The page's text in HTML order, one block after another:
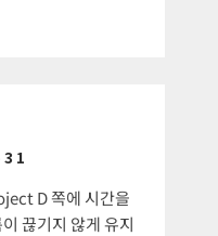
D 쪽에 시간을
끊기지 않게 유지